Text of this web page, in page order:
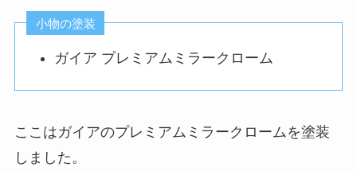
小物の塗装
ガイア プレミアムミラークローム
ここはガイアのプレミアムミラークロームを塗装
しました。